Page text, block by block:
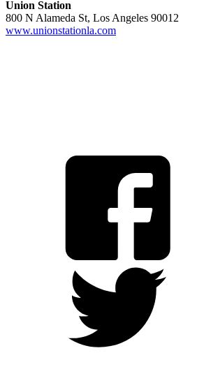
Union Station
800 N Alameda St, Los Angeles 90012
www.unionstationla.com